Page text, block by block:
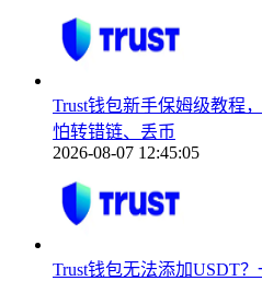
Trust钱包新手保姆级教程
怕转错链、丢币
2026-08-07 12:45:05
Trust钱包无法添加USDT